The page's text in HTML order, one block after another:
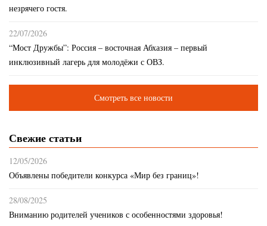
незрячего гостя.
22/07/2026
“Мост Дружбы”: Россия – восточная Абхазия – первый
инклюзивный лагерь для молодёжи с ОВЗ.
Смотреть все новости
Свежие статьи
12/05/2026
Объявлены победители конкурса «Мир без границ»!
28/08/2025
Вниманию родителей учеников с особенностями здоровья!